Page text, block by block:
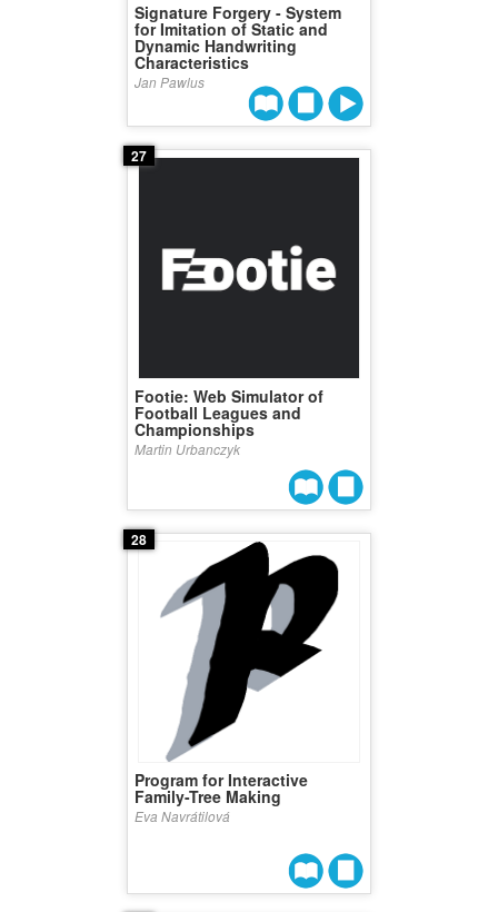
Signature Forgery - System
for Imitation of Static and
Dynamic Handwriting
Characteristics
Jan Pawlus
27
Footie: Web Simulator of
Football Leagues and
Championships
Martin Urbanczyk
28
Program for Interactive
Family-Tree Making
Eva Navrátilová